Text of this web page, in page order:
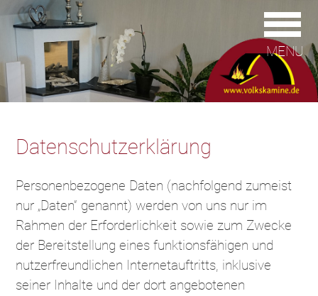
MENU
Datenschutzerklärung
Personenbezogene Daten (nachfolgend zumeist
nur „Daten“ genannt) werden von uns nur im
Rahmen der Erforderlichkeit sowie zum Zwecke
der Bereitstellung eines funktionsfähigen und
nutzerfreundlichen Internetauftritts, inklusive
seiner Inhalte und der dort angebotenen